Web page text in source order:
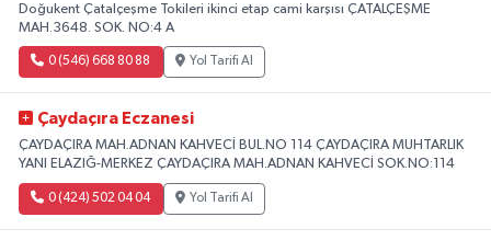
Doğukent Çatalçeşme Tokileri ikinci etap cami karşısı ÇATALÇEŞME
MAH.3648. SOK. NO:4 A
0 (546) 668 80 88 Yol Tarifi Al
Çaydaçıra Eczanesi
ÇAYDAÇIRA MAH.ADNAN KAHVECİ BUL.NO 114 ÇAYDAÇIRA MUHTARLIK
YANI ELAZIĞ-MERKEZ ÇAYDAÇIRA MAH.ADNAN KAHVECİ SOK.NO:114
0 (424) 502 04 04 Yol Tarifi Al